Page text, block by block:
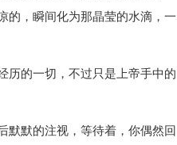
的，瞬间化为那晶莹的水滴，一
历的一切，不过只是上帝手中的
默默的注视，等待着，你偶然回